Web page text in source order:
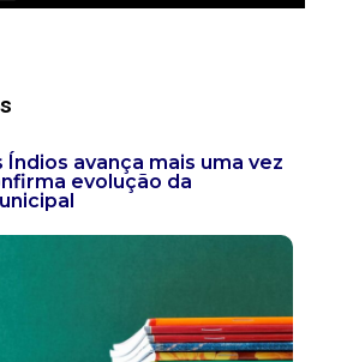
Índios avança mais uma vez
evolução da